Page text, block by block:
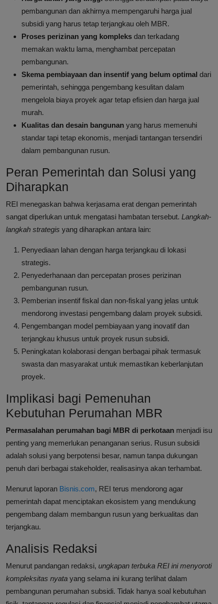
pembangunan dan akhirnya mempengaruhi harga jual
subsidi yang harus tetap terjangkau oleh MBR.
Proses perizinan yang kompleks dan terkadang
memakan waktu lama, menghambat percepatan
pembangunan.
Skema pembiayaan dan insentif yang belum optimal dari
pemerintah, sehingga pengembang kesulitan dalam
mengelola biaya proyek agar tetap efisien dan harga jual
murah.
Kualitas dan desain bangunan yang harus memenuhi
standar tapi tetap ekonomis, menjadi tantangan tersendiri
dalam pembangunan rusun.
Peran Pemerintah dan Solusi yang
Diharapkan
REI menegaskan bahwa kerjasama erat dengan pemerintah
sangat diperlukan untuk mengatasi hambatan tersebut. Langkah-
langkah strategis yang diharapkan antara lain:
Penyediaan lahan dengan harga terjangkau di lokasi
strategis.
Penyederhanaan dan percepatan proses perizinan
pembangunan rusun.
Pemberian insentif fiskal dan non-fiskal yang jelas untuk
mendorong investasi pengembang dalam proyek subsidi.
Pengembangan model pembiayaan yang inovatif dan
terjangkau khusus untuk proyek rusun subsidi.
Peningkatan kolaborasi dengan berbagai pihak termasuk
swasta dan masyarakat untuk memastikan keberlanjutan
proyek.
Implikasi bagi Pemenuhan
Kebutuhan Perumahan MBR
Permasalahan perumahan bagi MBR di perkotaan menjadi isu
penting yang memerlukan penanganan serius. Rusun subsidi
adalah solusi yang berpotensi besar, namun tanpa dukungan
penuh dari berbagai stakeholder, realisasinya akan terhambat.
Menurut laporan Bisnis.com, REI terus mendorong agar
pemerintah dapat menciptakan ekosistem yang mendukung
pengembang dalam membangun rusun yang berkualitas dan
terjangkau.
Analisis Redaksi
Menurut pandangan redaksi, ungkapan terbuka REI ini menyoroti
kompleksitas nyata yang selama ini kurang terlihat dalam
pembangunan perumahan subsidi. Tidak hanya soal kebutuhan